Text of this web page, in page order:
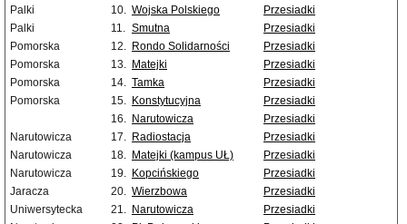
Palki
10. Wojska Polskiego
Przesiadki
Palki
11. Smutna
Przesiadki
Pomorska
12. Rondo Solidarności
Przesiadki
Pomorska
13. Matejki
Przesiadki
Pomorska
14. Tamka
Przesiadki
Pomorska
15. Konstytucyjna
Przesiadki
16. Narutowicza
Przesiadki
Narutowicza
17. Radiostacja
Przesiadki
Narutowicza
18. Matejki (kampus UŁ)
Przesiadki
Narutowicza
19. Kopcińskiego
Przesiadki
Jaracza
20. Wierzbowa
Przesiadki
Uniwersytecka
21. Narutowicza
Przesiadki